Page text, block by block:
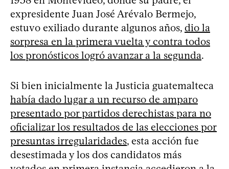
expresidente Juan José Arévalo Bermejo,
estuvo exiliado durante algunos años, dio la
sorpresa en la primera vuelta y contra todos
los pronósticos logró avanzar a la segunda.
Si bien inicialmente la Justicia guatemalteca
había dado lugar a un recurso de amparo
presentado por partidos derechistas para no
oficializar los resultados de las elecciones por
presuntas irregularidades, esta acción fue
desestimada y los dos candidatos más